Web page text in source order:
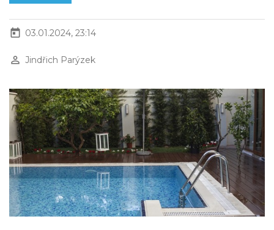
today 03.01.2024, 23:14
perm_identity Jindřich Parýzek